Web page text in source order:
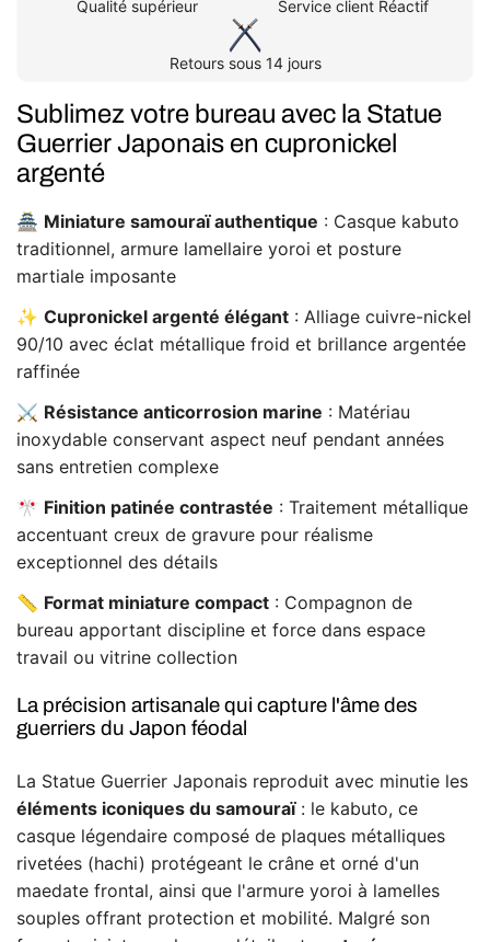
Qualité supérieur Service client Réactif
Retours sous 14 jours
Sublimez votre bureau avec la Statue
Guerrier Japonais en cupronickel
argenté
🏯 Miniature samouraï authentique : Casque kabuto
traditionnel, armure lamellaire yoroi et posture
martiale imposante
✨ Cupronickel argenté élégant : Alliage cuivre-nickel
90/10 avec éclat métallique froid et brillance argentée
raffinée
⚔️ Résistance anticorrosion marine : Matériau
inoxydable conservant aspect neuf pendant années
sans entretien complexe
🎌 Finition patinée contrastée : Traitement métallique
accentuant creux de gravure pour réalisme
exceptionnel des détails
📏 Format miniature compact : Compagnon de
bureau apportant discipline et force dans espace
travail ou vitrine collection
La précision artisanale qui capture l'âme des
guerriers du Japon féodal
La Statue Guerrier Japonais reproduit avec minutie les
éléments iconiques du samouraï: le kabuto, ce
casque légendaire composé de plaques métalliques
rivetées (hachi) protégeant le crâne et orné d'un
maedate frontal, ainsi que l'armure yoroi à lamelles
souples offrant protection et mobilité. Malgré son